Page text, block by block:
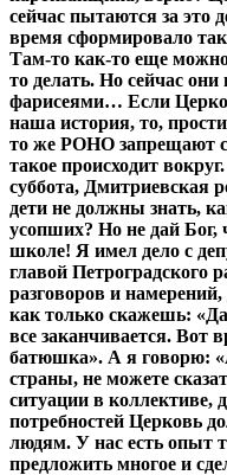
сейчас пытаются за это
время сформировало
Там-то как-то еще
то делать. Но сейчас
фарисеями… Если
наша история, то,
то же РОНО запрещают
такое происходит
суббота, Дмитриевская
дети не должны знать,
усопших? Но не дай Бог,
школе! Я имел дело с
главой Петроградского
разговоров и
как только скажешь:
все заканчивается. Вот
батюшка». А я говорю:
страны, не можете
ситуации в коллективе,
потребностей Церковь
людям. У нас есть опыт
предложить многое и